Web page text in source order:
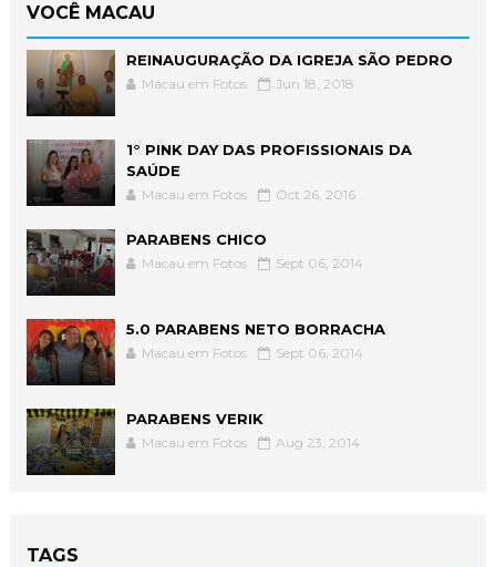
VOCÊ MACAU
REINAUGURAÇÃO DA IGREJA SÃO PEDRO
Macau em Fotos Jun 18, 2018
1° PINK DAY DAS PROFISSIONAIS DA
SAÚDE
Macau em Fotos Oct 26, 2016
PARABENS CHICO
Macau em Fotos Sept 06, 2014
5.0 PARABENS NETO BORRACHA
Macau em Fotos Sept 06, 2014
PARABENS VERIK
Macau em Fotos Aug 23, 2014
TAGS